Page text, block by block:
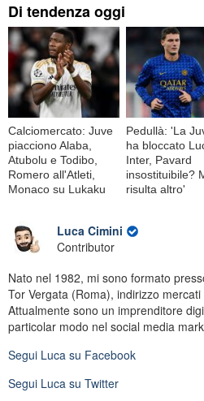
Di tendenza oggi
Calciomercato: Juve
piacciono Alaba,
Atubolu e Todibo,
Romero all'Atleti,
Monaco su Lukaku
Pedullà: 'La
ha bloccato
Inter, Pavard
insostituibile?
risulta altro'
Luca Cimini
Contributor
Nato nel 1982, mi sono formato
Tor Vergata (Roma), indirizzo
Attualmente sono un imprenditore
particolar modo nel social media
Segui Luca su Facebook
Segui Luca su Twitter